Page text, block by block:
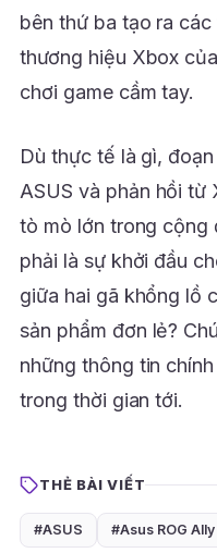
bên thứ ba tạo ra
thương hiệu Xbox
chơi game cầm tay.
Dù thực tế là gì,
ASUS và phản hồi từ
tò mò lớn trong cộng
phải là sự khởi đầu
giữa hai gã khổng lồ
sản phẩm đơn lẻ?
những thông tin
trong thời gian tới.
THẺ BÀI VIẾT
#ASUS #Asus ROG Ally